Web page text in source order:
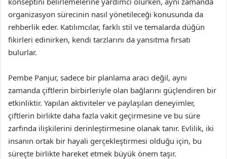
organizasyon sürecinin nasıl yönetileceği konusunda da
rehberlik eder. Katılımcılar, farklı stil ve temalarda düğün
fikirleri edinirken, kendi tarzlarını da yansıtma fırsatı
bulurlar.
Pembe Panjur, sadece bir planlama aracı değil, aynı
zamanda çiftlerin birbirleriyle olan bağlarını güçlendiren bir
etkinliktir. Yapılan aktiviteler ve paylaşılan deneyimler,
çiftlerin birlikte daha fazla vakit geçirmesine ve bu süre
zarfında ilişkilerini derinleştirmesine olanak tanır. Evlilik, iki
insanın ortak bir hayali gerçekleştirmesi olduğu için, bu
süreçte birlikte hareket etmek büyük önem taşır.